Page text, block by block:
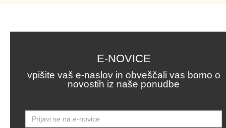
E-NOVICE
vpišite vaš e-naslov in obveščali vas bomo o
novostih iz naše ponudbe